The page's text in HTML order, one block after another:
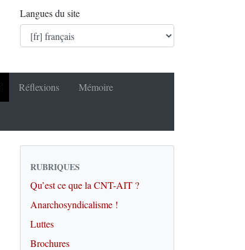
Langues du site
Réflexions Mémoire
RUBRIQUES
Qu’est ce que la CNT-AIT ?
Anarchosyndicalisme !
Luttes
Brochures